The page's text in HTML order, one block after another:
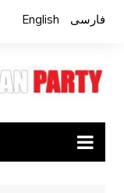
فارسی English